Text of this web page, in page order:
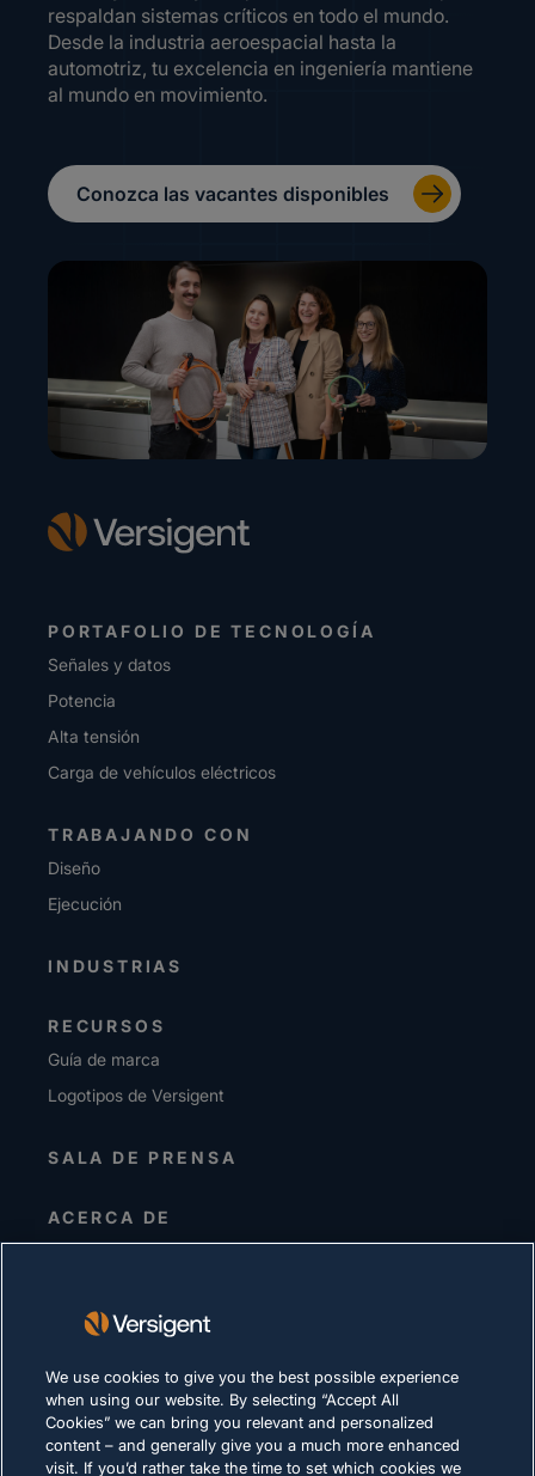
respaldan sistemas críticos en todo el mundo.
Desde la industria aeroespacial hasta la
automotriz, tu excelencia en ingeniería mantiene
al mundo en movimiento.
Conozca las vacantes disponibles
PORTAFOLIO DE TECNOLOGÍA
Señales y datos
Potencia
Alta tensión
Carga de vehículos eléctricos
TRABAJANDO CON
Diseño
Ejecución
INDUSTRIAS
RECURSOS
Guía de marca
Logotipos de Versigent
SALA DE PRENSA
ACERCA DE
Alta dirección
Proveedores
CARRERAS
We use cookies to give you the best possible experience
when using our website. By selecting “Accept All
Cookies” we can bring you relevant and personalized
content – and generally give you a much more enhanced
visit. If you’d rather take the time to set which cookies we